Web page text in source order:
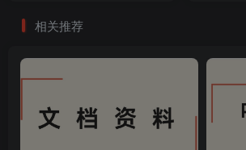
相关推荐